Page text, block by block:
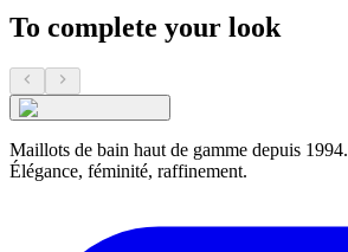
To complete your look
Maillots de bain haut de gamme depuis 1994.
Élégance, féminité, raffinement.